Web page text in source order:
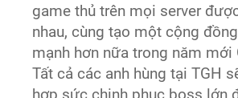
game thủ trên mọi server
nhau, cùng tạo một cộng
mạnh hơn nữa trong năm mới
Tất cả các anh hùng tại TGH